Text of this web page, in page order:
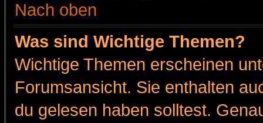
Nach oben
Was sind Wichtige Themen?
Wichtige Themen erscheinen
Forumsansicht. Sie enthalten
du gelesen haben solltest.